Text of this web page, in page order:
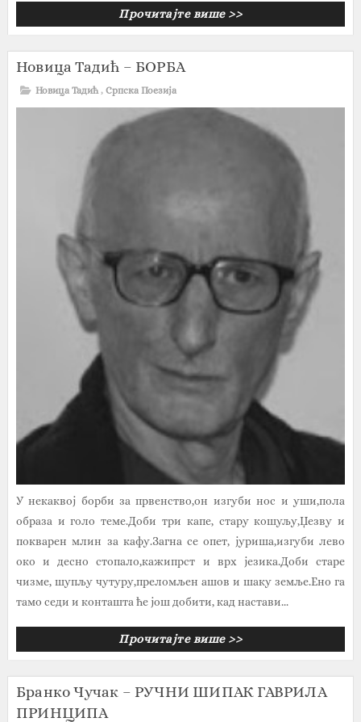
Прочитајте више >>
Новица Тадић – БОРБА
Новица Тадић , Српска Поезија
У некаквој борби за првенство,он изгуби нос и уши,пола
образа и голо теме.Доби три капе, стару кошуљу,Џезву и
покварен млин за кафу.Загна се опет, јуриша,изгуби лево
око и десно стопало,кажипрст и врх језика.Доби старе
чизме, шупљу чутуру,преломљен ашов и шаку земље.Ено га
тамо седи и конташта ће још добити, кад настави...
Прочитајте више >>
Бранко Чучак – РУЧНИ ШИПАК ГАВРИЛА
ПРИНЦИПА